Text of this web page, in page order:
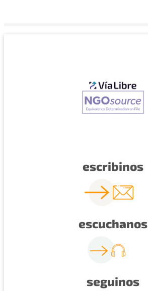
escribinos
escuchanos
seguinos